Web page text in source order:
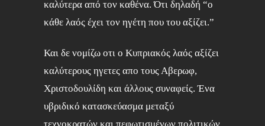
καλύτερα από τον καθένα. Ότι δηλαδή “ο
κάθε λαός έχει τον ηγέτη που του αξίζει.”
Και δε νομίζω οτι ο Κυπριακός λαός αξίζει
καλύτερους ηγετες απο τους Αβερωφ,
Χριστοδουλίδη και άλλους συναφείς. Ένα
υβριδικό κατασκεύασμα μεταξύ